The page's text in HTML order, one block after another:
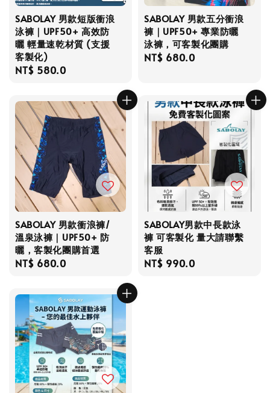
SABOLAY 男款短版衝浪
泳褲｜UPF50+ 高效防
曬 輕量速乾材質 (支援
客製化)
Regular
NT$ 580.0
SABOLAY 男款五分衝浪
褲｜UPF50+ 專業防曬
泳褲，可客製化團購
Regular
NT$ 680.0
SABOLAY 男款衝浪褲/
溫泉泳褲｜UPF50+ 防
曬，客製化團購首選
Regular
NT$ 680.0
SABOLAY男款中長款泳
褲 可客製化 量大請聯繫
客服
Regular
NT$ 990.0